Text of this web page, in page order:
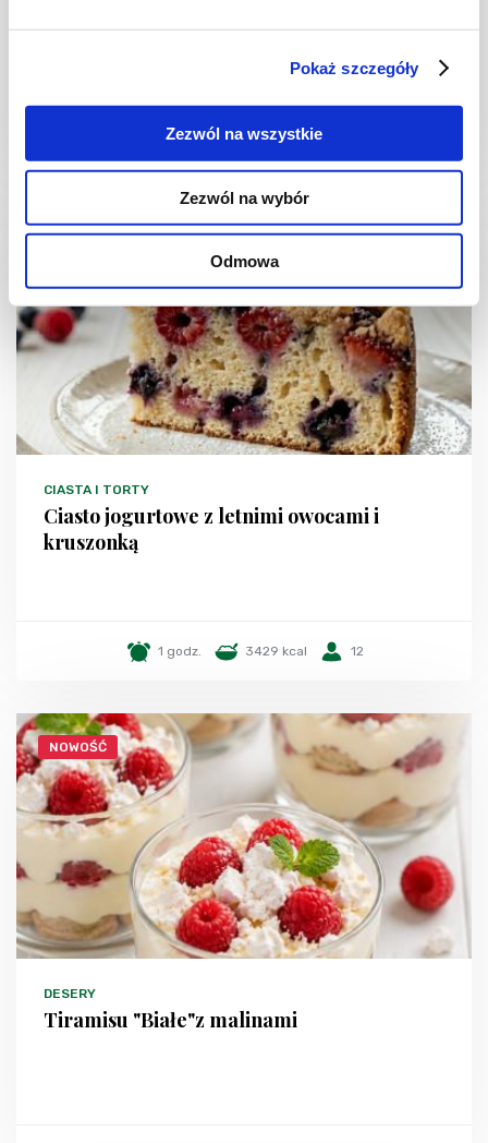
Pokaż szczegóły
Zezwól na wszystkie
Zezwól na wybór
Odmowa
frużeliną
4954 kcal
CIASTA I TORTY
Ciasto jogurtowe z letnimi owocami i
kruszonką
1 godz. 3429 kcal 12
NOWOŚĆ
DESERY
Tiramisu "Białe"z malinami